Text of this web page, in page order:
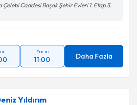
Caddesi Başak Şehir Evleri 1. Etap 3.
Yarın
11:00 Daha Fazla
Yıldırım